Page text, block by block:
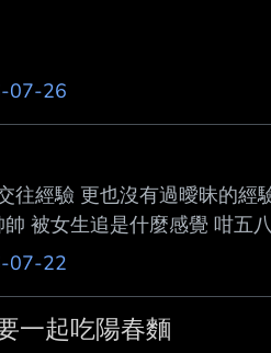
07-26
往經驗 更也沒有過曖昧的經
被女生追是什麼感覺 咁五
07-22
一起吃陽春麵